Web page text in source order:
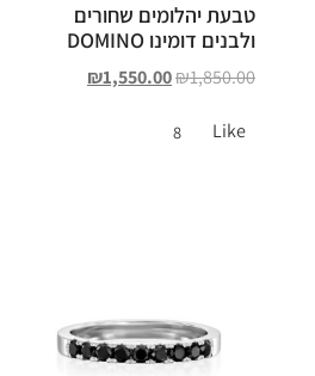
טבעת יהלומים שחורים
ולבנים דומינו DOMINO
₪1,850.00
₪1,550.00
Like
8